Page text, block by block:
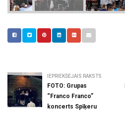
IEPRIEKŠĒJAIS RAKSTS
FOTO: Grupas
“Franco Franco”
koncerts Spīķeru